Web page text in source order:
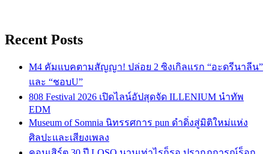
Recent Posts
M4 คัมแบคตามสัญญา! ปล่อย 2 ซิงเกิลแรก “อะดรีนาลีน”
และ “ชอบU”
808 Festival 2026 เปิดไลน์อัปสุดจัด ILLENIUM นำทัพ
EDM
Museum of Somnia นิทรรศการ pun ดำดิ่งสู่มิติใหม่แห่ง
ศิลปะและเสียงเพลง